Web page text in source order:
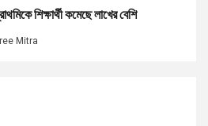
শিক্ষার্থী কমেছে লাখের বেশি
Mitra